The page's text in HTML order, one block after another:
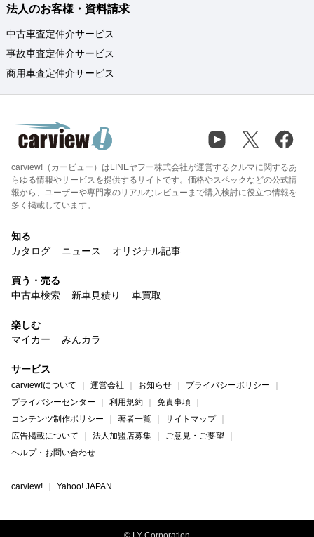
法人のお客様・資料請求
中古車査定仲介サービス
事故車査定仲介サービス
商用車査定仲介サービス
carview!（カービュー）はLINEヤフー株式会社が運営するクルマに関するあ
らゆる情報やサービスを提供するサイトです。価格やスペックなどの公式情
報から、ユーザーや専門家のリアルなレビューまで購入検討に役立つ情報を
多く掲載しています。
知る
カタログ
ニュース オリジナル記事
買う・売る
中古車検索
新車見積り 車買取
楽しむ
マイカー
みんカラ
サービス
carview!について 運営会社 お知らせ
プライバシーポリシー
プライバシーセンター
利用規約
免責事項
コンテンツ制作ポリシー
著者一覧
サイトマップ
広告掲載について
法人加盟店募集
ご意見・ご要望
ヘルプ・お問い合わせ
carview! Yahoo! JAPAN